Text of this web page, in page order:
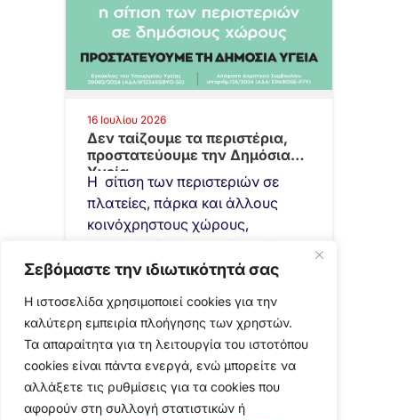
Σεβόμαστε την ιδιωτικότητά σας
Η ιστοσελίδα χρησιμοποιεί cookies για την
καλύτερη εμπειρία πλοήγησης των χρηστών.
Τα απαραίτητα για τη λειτουργία του ιστοτόπου
cookies είναι πάντα ενεργά, ενώ μπορείτε να
αλλάξετε τις ρυθμίσεις για τα cookies που
αφορούν στη συλλογή στατιστικών ή
16 Ιουλίου 2026
Δεν ταίζουμε τα περιστέρια,
προστατεύουμε την Δημόσια
Υγεία
Η σίτιση των περιστεριών σε
πλατείες, πάρκα και άλλους
κοινόχρηστους χώρους,
δημιουργεί ανθυγιεινές εστίες
που εγκυμονούν σοβαρά